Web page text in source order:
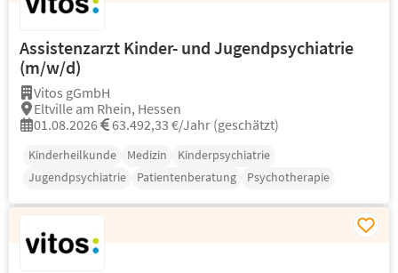
Assistenzarzt Kinder- und Jugendpsychiatrie
(m/w/d)
Vitos gGmbH
Eltville am Rhein, Hessen
01.08.2026
63.492,33 €/Jahr (geschätzt)
Kinderheilkunde Medizin
Kinderpsychiatrie
Jugendpsychiatrie
Patientenberatung Psychotherapie